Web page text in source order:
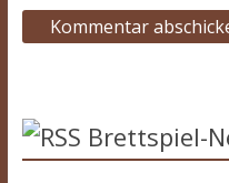
Brettspiel-